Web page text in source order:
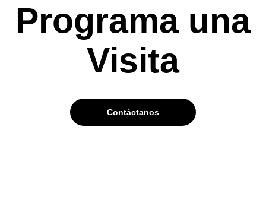
Programa una
Visita
Contáctanos